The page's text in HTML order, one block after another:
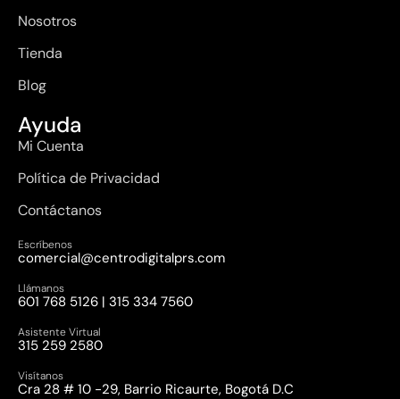
Nosotros
Tienda
Blog
Ayuda
Mi Cuenta
Política de Privacidad
Contáctanos
Escríbenos
comercial@centrodigitalprs.com
Llámanos
601 768 5126 | 315 334 7560
Asistente Virtual
315 259 2580
Visítanos
Cra 28 # 10 -29, Barrio Ricaurte, Bogotá D.C